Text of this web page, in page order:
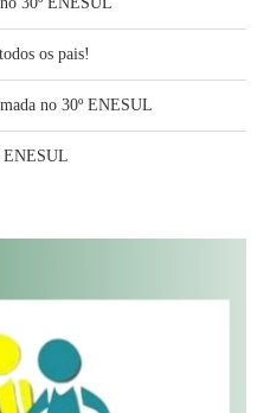
os pais!
no 30º ENESUL
ENESUL